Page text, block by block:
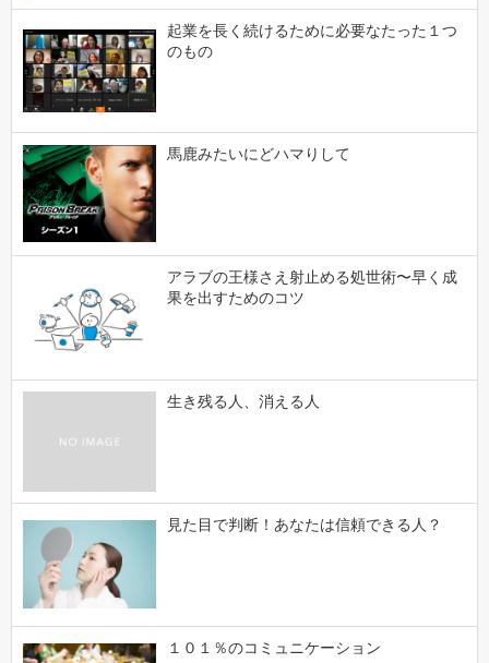
起業を長く続けるために必要なたった１つ
のもの
馬鹿みたいにどハマりして
アラブの王様さえ射止める処世術〜早く成
果を出すためのコツ
生き残る人、消える人
見た目で判断！あなたは信頼できる人？
１０１％のコミュニケーション